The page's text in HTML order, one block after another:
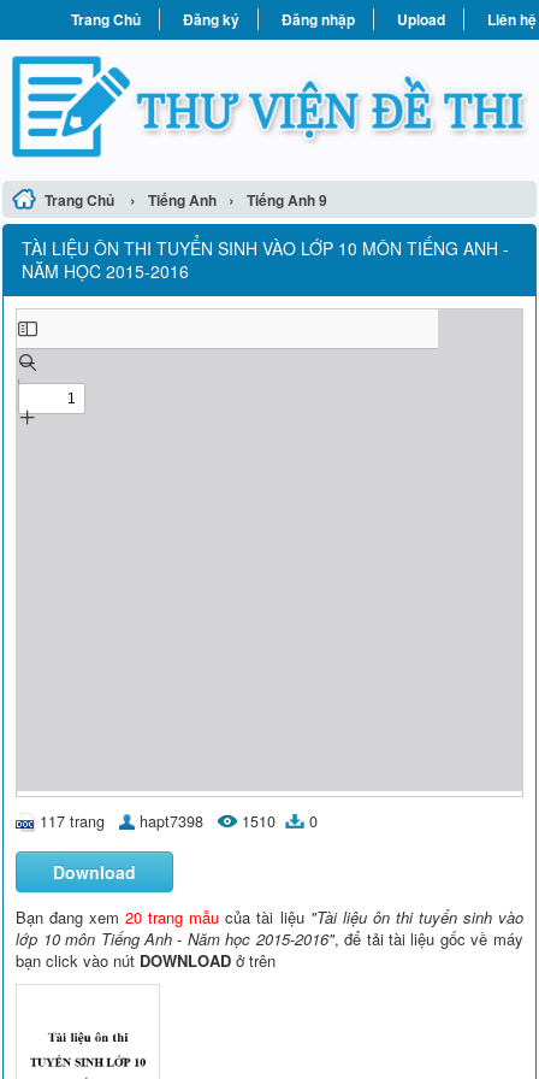
Trang Chủ Đăng ký Đăng nhập Upload Liên hệ
Trang Chủ › Tiếng Anh › Tiếng Anh 9
TÀI LIỆU ÔN THI TUYỂN SINH VÀO LỚP 10 MÔN TIẾNG ANH -
NĂM HỌC 2015-2016
117 trang hapt7398 1510 0
Download
Bạn đang xem20 trang mẫu của tài liệu "Tài liệu ôn thi tuyển sinh vào
lớp 10 môn Tiếng Anh - Năm học 2015-2016", để tải tài liệu gốc về máy
bạn click vào nút DOWNLOAD ở trên